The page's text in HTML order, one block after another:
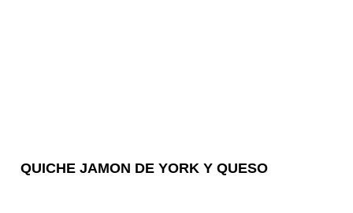
QUICHE JAMON DE YORK Y QUESO